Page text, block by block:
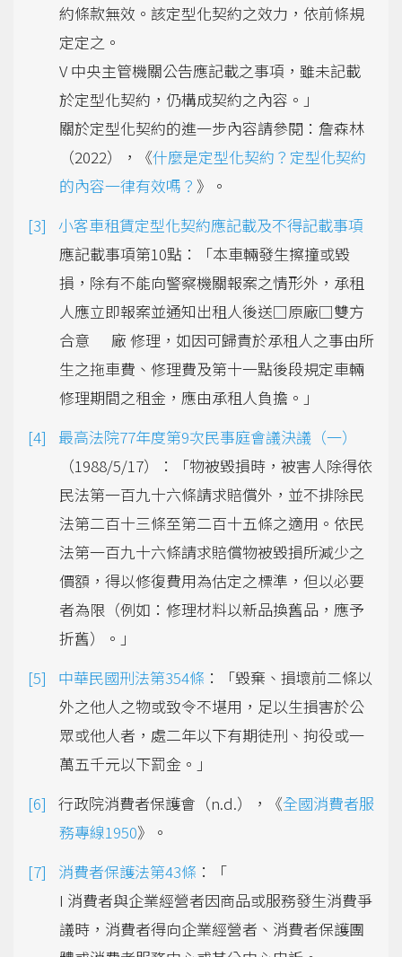
約條款無效。該定型化契約之效力，依前條規
定定之。
V 中央主管機關公告應記載之事項，雖未記載
於定型化契約，仍構成契約之內容。」
關於定型化契約的進一步內容請參閱：詹森林
（2022），《什麼是定型化契約？定型化契約
的內容一律有效嗎？ 》。
小客車租賃定型化契約應記載及不得記載事項
應記載事項第10點：「本車輛發生擦撞或毀
損，除有不能向警察機關報案之情形外，承租
人應立即報案並通知出租人後送□原廠□雙方
合意 廠 修理，如因可歸責於承租人之事由所
生之拖車費、修理費及第十一點後段規定車輛
修理期間之租金，應由承租人負擔。」
最高法院77年度第9次民事庭會議決議（一）
（1988/5/17）：「物被毀損時，被害人除得依
民法第一百九十六條請求賠償外，並不排除民
法第二百十三條至第二百十五條之適用。依民
法第一百九十六條請求賠償物被毀損所減少之
價額，得以修復費用為估定之標準，但以必要
者為限（例如：修理材料以新品換舊品，應予
折舊）。」
中華民國刑法第354條 ：「毀棄、損壞前二條以
外之他人之物或致令不堪用，足以生損害於公
眾或他人者，處二年以下有期徒刑、拘役或一
萬五千元以下罰金。」
行政院消費者保護會（n.d.），《全國消費者服
務專線1950》。
消費者保護法第43條 ：「
I 消費者與企業經營者因商品或服務發生消費爭
議時，消費者得向企業經營者、消費者保護團